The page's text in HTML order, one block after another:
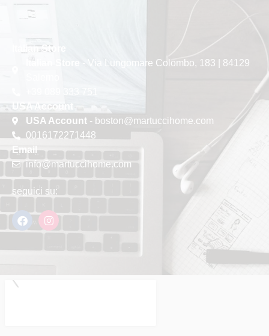
Italian Store
Italian Store
- Via Lungomare Colombo, 183 | 84129
USA Account
USA Account- boston@martuccihome.com
0016172271448
Email
info@martuccihome.com
seguici su: